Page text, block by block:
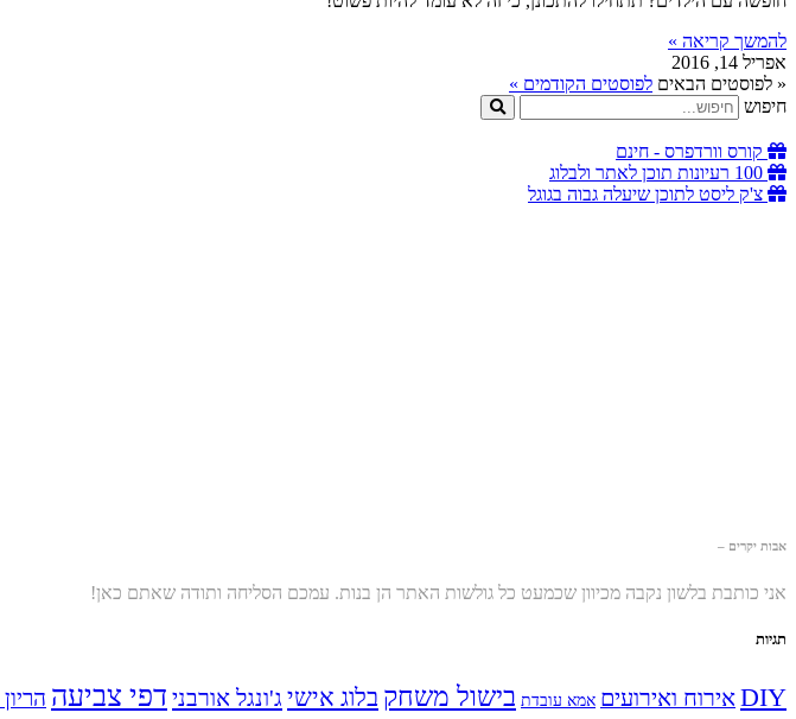
להמשך קריאה »
אפריל 14, 2016
« לפוסטים הבאים לפוסטים הקודמים »
חיפוש
קורס וורדפרס - חינם
100 רעיונות תוכן לאתר ולבלוג
צ'ק ליסט לתוכן שיעלה גבוה בגוגל
אבות יקרים –
אני כותבת בלשון נקבה מכיוון שכמעט כל גולשות האתר הן בנות. עמכם הסליחה ותודה שאתם כאן!
תגיות
DIYאירוח ואירועים אמא עובדת בישול משחק בלוג אישי ג'ונגל אורבני דפי צביעה